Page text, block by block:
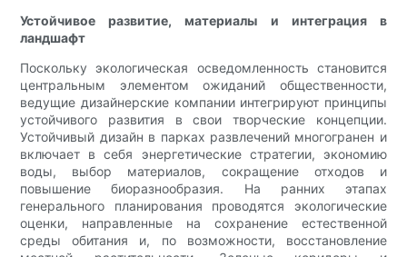
Устойчивое развитие, материалы и интеграция в
ландшафт
Поскольку экологическая осведомленность становится
центральным элементом ожиданий общественности,
ведущие дизайнерские компании интегрируют принципы
устойчивого развития в свои творческие концепции.
Устойчивый дизайн в парках развлечений многогранен и
включает в себя энергетические стратегии, экономию
воды, выбор материалов, сокращение отходов и
повышение биоразнообразия. На ранних этапах
генерального планирования проводятся экологические
оценки, направленные на сохранение естественной
среды обитания и, по возможности, восстановление